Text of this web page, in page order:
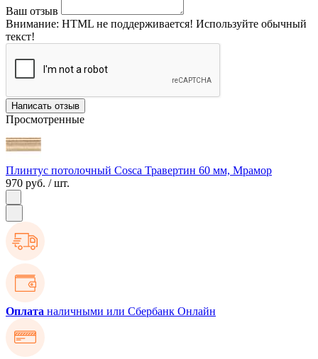
Ваш отзыв
Внимание: HTML не поддерживается! Используйте обычный
текст!
Написать отзыв
Просмотренные
Плинтус потолочный Cosca Травертин 60 мм, Мрамор
970 руб. / шт.
Оплата наличными или Сбербанк Онлайн